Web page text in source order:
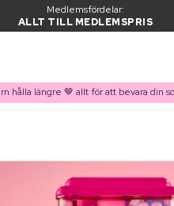
Medlemsfördelar:
ALLT TILL MEDLEMSPRIS
hålla längre 🤎 allt för att bevara din